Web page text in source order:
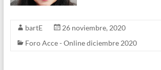
bartE
26 noviembre, 2020
Foro Acce - Online diciembre 2020